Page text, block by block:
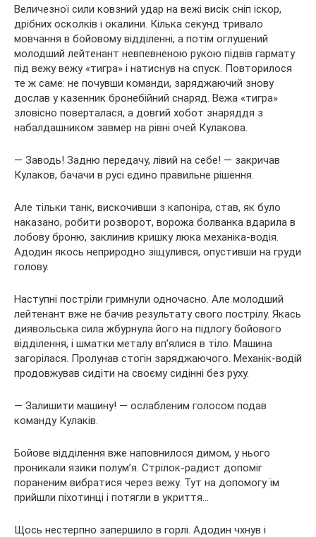
Величезної сили ковзний удар на вежі висік сніп іскор,
дрібних осколків і окалини. Кілька секунд тривало
мовчання в бойовому відділенні, а потім оглушений
молодший лейтенант невпевненою рукою підвів гармату
під вежу вежу «тигра» і натиснув на спуск. Повторилося
те ж саме: не почувши команди, заряджаючий знову
дослав у казенник бронебійний снаряд. Вежа «тигра»
зловісно поверталася, а довгий хобот знаряддя з
набалдашником завмер на рівні очей Кулакова.
— Заводь! Задню передачу, лівий на себе! — закричав
Кулаков, бачачи в русі єдино правильне рішення.
Але тільки танк, вискочивши з капоніра, став, як було
наказано, робити розворот, ворожа болванка вдарила в
лобову броню, заклинив кришку люка механіка-водія.
Адодин якось неприродно зіщулився, опустивши на груди
голову.
Наступні постріли гримнули одночасно. Але молодший
лейтенант вже не бачив результату свого пострілу. Якась
диявольська сила жбурнула його на підлогу бойового
відділення, і шматки металу вп’ялися в тіло. Машина
загорілася. Пролунав стогін заряджаючого. Механік-водій
продовжував сидіти на своєму сидінні без руху.
— Залишити машину! — ослабленим голосом подав
команду Кулаків.
Бойове відділення вже наповнилося димом, у нього
проникали язики полум’я. Стрілок-радист допоміг
пораненим вибратися через вежу. Тут на допомогу їм
прийшли піхотинці і потягли в укриття…
Щось нестерпно запершило в горлі. Адодин чхнув і